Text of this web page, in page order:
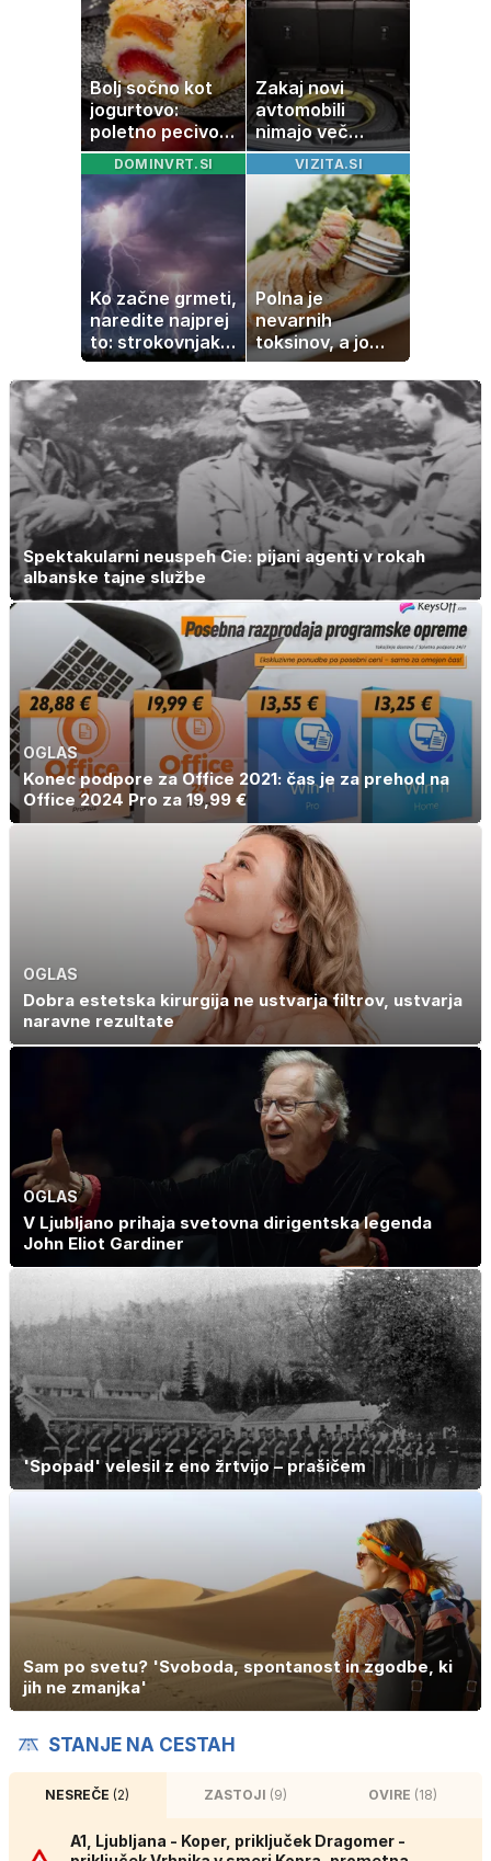
Bolj sočno kot
jogurtovo:
poletno pecivo,
ki vedno uspe
Zakaj novi
avtomobili
nimajo več
rezervne gume?
DOMINVRT.SI
Ko začne grmeti,
naredite najprej
to: strokovnjaki
opozarjajo na
pogosto napako
VIZITA.SI
Polna je
nevarnih
toksinov, a jo
imamo vsi radi:
to je najbolj
nezdrava riba, ki
jo mnogi redno
uživajo
Spektakularni neuspeh Cie: pijani agenti v rokah
albanske tajne službe
OGLAS
Konec podpore za Office 2021: čas je za prehod na
Office 2024 Pro za 19,99 €
OGLAS
Dobra estetska kirurgija ne ustvarja filtrov, ustvarja
naravne rezultate
OGLAS
V Ljubljano prihaja svetovna dirigentska legenda
John Eliot Gardiner
'Spopad' velesil z eno žrtvijo – prašičem
Sam po svetu? 'Svoboda, spontanost in zgodbe, ki
jih ne zmanjka'
STANJE NA CESTAH
NESREČE(2) ZASTOJI (9) OVIRE (18)
A1, Ljubljana - Koper, priključek Dragomer -